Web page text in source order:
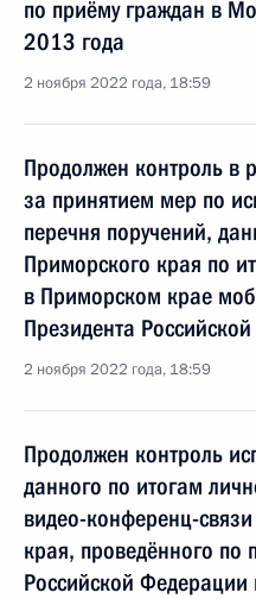
по приёму граждан в
2013 года
2 ноября 2022 года, 18:59
Продолжен контроль в
за принятием мер по
перечня поручений,
Приморского края по
в Приморском крае
Президента
2 ноября 2022 года, 18:59
Продолжен контроль
данного по итогам
видео-конференц-
края, проведённого по
Российской